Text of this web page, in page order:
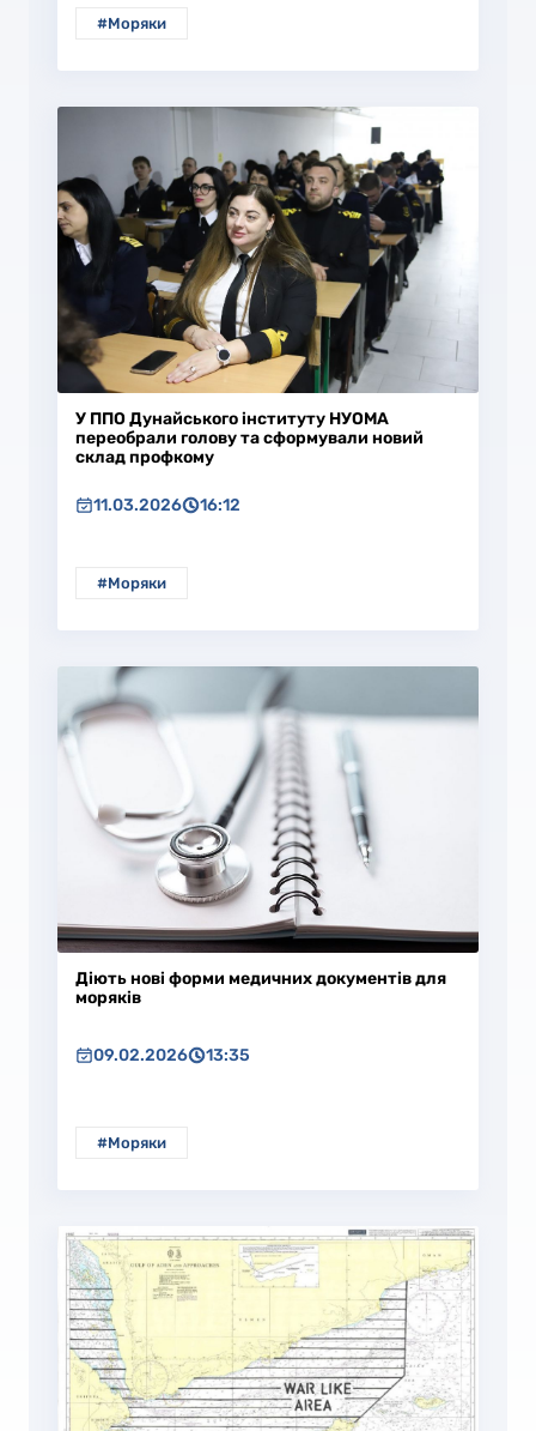
#Моряки
У ППО Дунайського інституту НУОМА
переобрали голову та сформували новий
склад профкому
11.03.2026 16:12
#Моряки
Діють нові форми медичних документів для
моряків
09.02.2026 13:35
#Моряки